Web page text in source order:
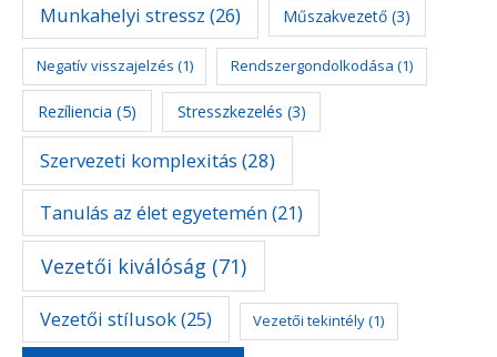
Munkahelyi stressz (26) Műszakvezető (3)
Negatív visszajelzés (1) Rendszergondolkodása (1)
Rezíliencia (5) Stresszkezelés (3)
Szervezeti komplexitás (28)
Tanulás az élet egyetemén(21)
Vezetői kiválóság (71)
Vezetői stílusok(25) Vezetői tekintély(1)